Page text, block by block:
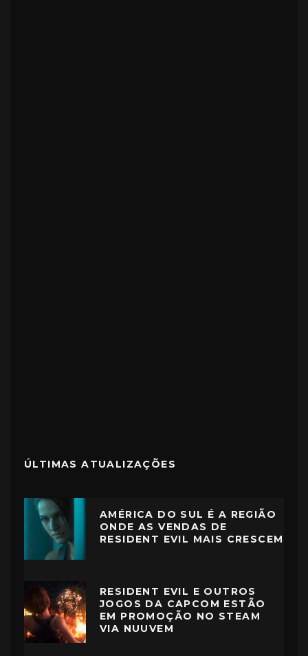
ÚLTIMAS ATUALIZAÇÕES
AMÉRICA DO SUL É A REGIÃO
ONDE AS VENDAS DE
RESIDENT EVIL MAIS CRESCEM
RESIDENT EVIL E OUTROS
JOGOS DA CAPCOM ESTÃO
EM PROMOÇÃO NO STEAM
VIA NUUVEM